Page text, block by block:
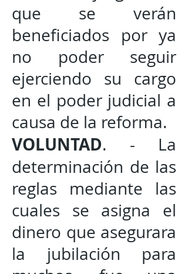
que se verán
beneficiados por ya
no poder seguir
ejerciendo su cargo
en el poder judicial a
causa de la reforma.
VOLUNTAD. - La
determinación de las
reglas mediante las
cuales se asigna el
dinero que asegurara
la jubilación para